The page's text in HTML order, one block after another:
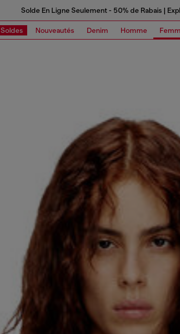
Solde En Ligne Seulement - 50% de Rabais |
Soldes Nouveautés Denim Homme